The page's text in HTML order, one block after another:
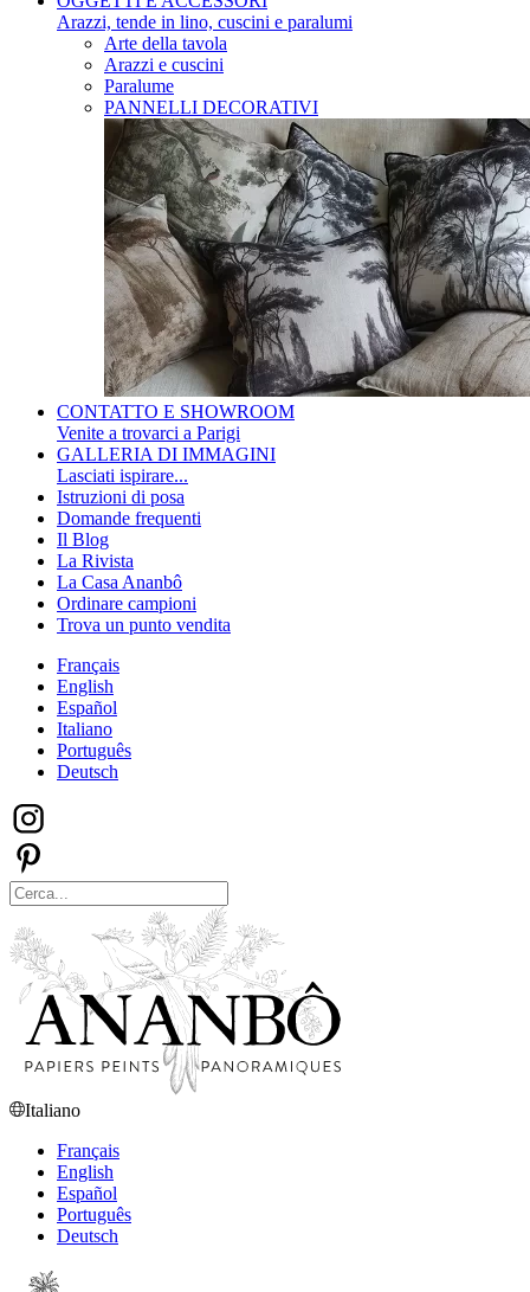
Arazzi, tende in lino, cuscini e paralumi
Arte della tavola
Arazzi e cuscini
Paralume
PANNELLI DECORATIVI
CONTATTO E SHOWROOM
Venite a trovarci a Parigi
GALLERIA DI IMMAGINI
Lasciati ispirare...
Istruzioni di posa
Domande frequenti
Il Blog
La Rivista
La Casa Ananbô
Ordinare campioni
Trova un punto vendita
Français
English
Español
Italiano
Português
Deutsch
Italiano
Français
English
Español
Português
Deutsch